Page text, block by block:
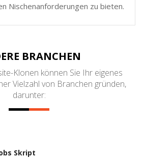
Nischenanforderungen zu bieten.
BRANCHEN
Klonen können Sie Ihr eigenes
Vielzahl von Branchen gründen,
darunter:
Skript